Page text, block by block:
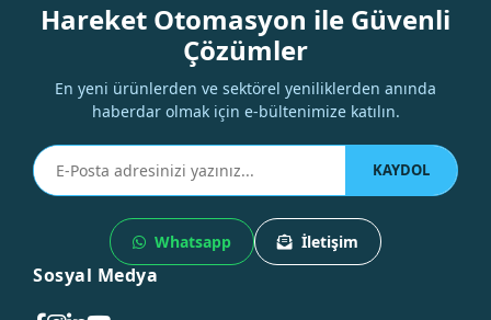
Hareket Otomasyon ile Güvenli
Çözümler
En yeni ürünlerden ve sektörel yeniliklerden anında
haberdar olmak için e-bültenimize katılın.
KAYDOL
Whatsapp İletişim
Sosyal Medya